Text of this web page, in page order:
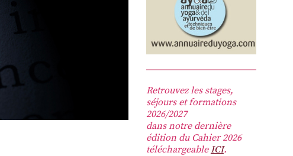
Retrouvez les stages,
séjours et formations
2026/2027
dans notre dernière
édition du Cahier 2026
téléchargeableICI.